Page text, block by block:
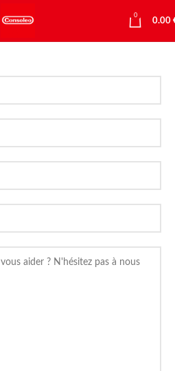
0
0.00